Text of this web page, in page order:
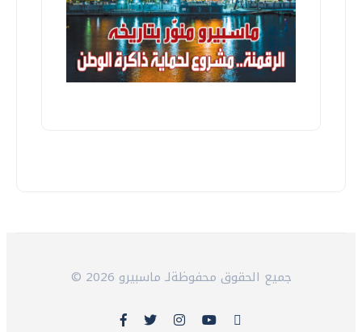
© 2026 جميع الحقوق محفوظةلـ ماسبيرو